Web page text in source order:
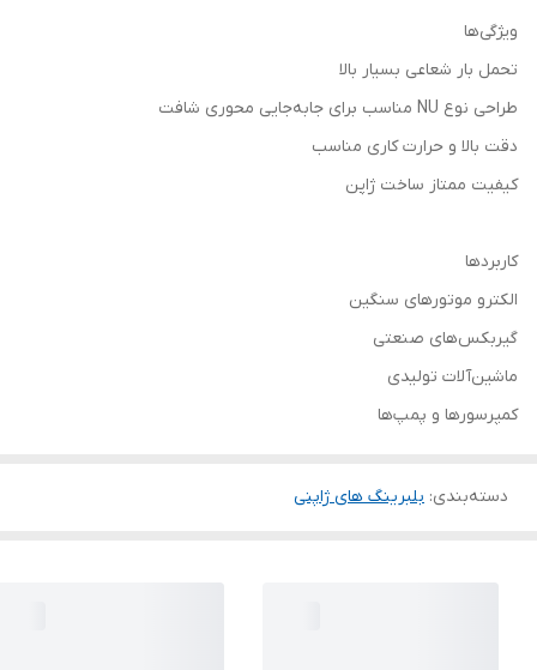
ویژگی‌ها
تحمل بار شعاعی بسیار بالا
طراحی نوع NU مناسب برای جا‌به‌جایی محوری شافت
دقت بالا و حرارت کاری مناسب
کیفیت ممتاز ساخت ژاپن
کاربردها
الکترو موتورهای سنگین
گیربکس‌های صنعتی
ماشین‌آلات تولیدی
کمپرسورها و پمپ‌ها
دسته‌بندی: بلبرینگ های ژاپنی